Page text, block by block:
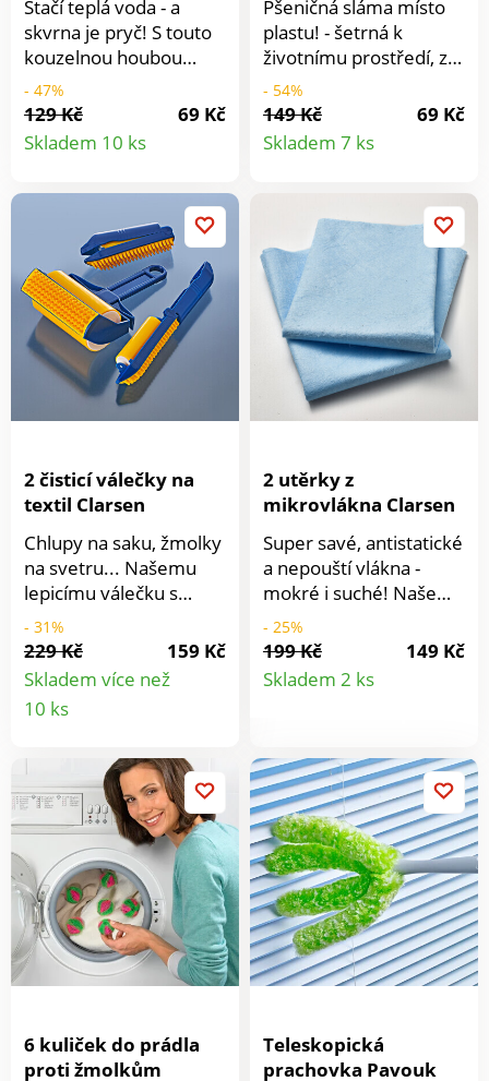
Stačí teplá voda - a
skvrna je pryč! S touto
kouzelnou houbou
vyčistíte svůj čalouněný
nábytek a koberce
důkladně a šetrně -
také bez čisticích
- 47%
129 Kč
69 Kč
Skladem 10 ks
Pšeničná sláma místo
plastu! - šetrná k
životnímu prostředí, z
obnovitelných surovin!
Smetáček se štětinami
z pšeničné slámy.
Působí antistaticky.
rukojetí, do které lze
zasunout.
- 54%
149 Kč
69 Kč
Skladem 7 ks
2 čisticí válečky na
textil Clarsen
Chlupy na saku, žmolky
na svetru... Našemu
lepicímu válečku s
antistatickým
kartáčkem nic
neunikne. Dvojnásobně
praktické: ve 2
velikostech pro použití
ABS/PP/TPR. 2 velikosti:
22 x 12 x 7,5 cm a 12 x
4 x 3 cm. Ideální pro
oděvy, bytový textil,
čalouněný nábytek
atd.. Skládací cestovní
váleček. Omyvatelné
samolepicí roličky. Sada
2 ks.
- 31%
229 Kč
159 Kč
Skladem více než
10 ks
2 utěrky z
mikrovlákna Clarsen
Super savé, antistatické
a nepouští vlákna -
mokré i suché! Naše
extra jemné utěrky z
mikrovlákna čistí citlivé
povrchy velmi jemně,
aniž by zanechávaly
- 25%
199 Kč
149 Kč
Skladem 2 ks
Detail
6 kuliček do prádla
proti žmolkům
Teleskopická
prachovka Pavouk